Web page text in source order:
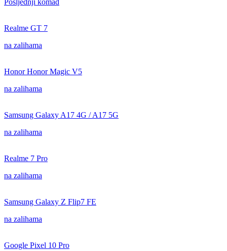
Posljednji komad
Realme GT 7
na zalihama
Honor Honor Magic V5
na zalihama
Samsung Galaxy A17 4G / A17 5G
na zalihama
Realme 7 Pro
na zalihama
Samsung Galaxy Z Flip7 FE
na zalihama
Google Pixel 10 Pro